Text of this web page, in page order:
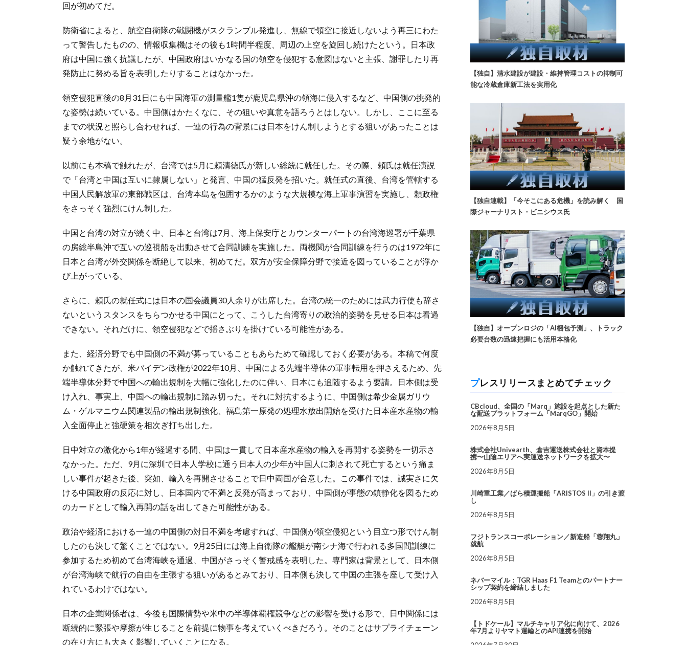
回が初めてだ。
防衛省によると、航空自衛隊の戦闘機がスクランブル発進し、無線で領空に接近しないよう再三にわた
って警告したものの、情報収集機はその後も1時間半程度、周辺の上空を旋回し続けたという。日本政
府は中国に強く抗議したが、中国政府はいかなる国の領空を侵犯する意図はないと主張、謝罪したり再
発防止に努める旨を表明したりすることはなかった。
領空侵犯直後の8月31日にも中国海軍の測量艦1隻が鹿児島県沖の領海に侵入するなど、中国側の挑発的
な姿勢は続いている。中国側はかたくなに、その狙いや真意を語ろうとはしない。しかし、ここに至る
までの状況と照らし合わせれば、一連の行為の背景には日本をけん制しようとする狙いがあったことは
疑う余地がない。
以前にも本稿で触れたが、台湾では5月に頼清徳氏が新しい総統に就任した。その際、頼氏は就任演説
で「台湾と中国は互いに隷属しない」と発言、中国の猛反発を招いた。就任式の直後、台湾を管轄する
中国人民解放軍の東部戦区は、台湾本島を包囲するかのような大規模な海上軍事演習を実施し、頼政権
をさっそく強烈にけん制した。
中国と台湾の対立が続く中、日本と台湾は7月、海上保安庁とカウンターパートの台湾海巡署が千葉県
の房総半島沖で互いの巡視船を出動させて合同訓練を実施した。両機関が合同訓練を行うのは1972年に
日本と台湾が外交関係を断絶して以来、初めてだ。双方が安全保障分野で接近を図っていることが浮か
び上がっている。
さらに、頼氏の就任式には日本の国会議員30人余りが出席した。台湾の統一のためには武力行使も辞さ
ないというスタンスをちらつかせる中国にとって、こうした台湾寄りの政治的姿勢を見せる日本は看過
できない。それだけに、領空侵犯などで揺さぶりを掛けている可能性がある。
また、経済分野でも中国側の不満が募っていることもあらためて確認しておく必要がある。本稿で何度
か触れてきたが、米バイデン政権が2022年10月、中国による先端半導体の軍事転用を押さえるため、先
端半導体分野で中国への輸出規制を大幅に強化したのに伴い、日本にも追随するよう要請。日本側は受
け入れ、事実上、中国への輸出規制に踏み切った。それに対抗するように、中国側は希少金属ガリウ
ム・ゲルマニウム関連製品の輸出規制強化、福島第一原発の処理水放出開始を受けた日本産水産物の輸
入全面停止と強硬策を相次ぎ打ち出した。
日中対立の激化から1年が経過する間、中国は一貫して日本産水産物の輸入を再開する姿勢を一切示さ
なかった。ただ、9月に深圳で日本人学校に通う日本人の少年が中国人に刺されて死亡するという痛ま
しい事件が起きた後、突如、輸入を再開させることで日中両国が合意した。この事件では、誠実さに欠
ける中国政府の反応に対し、日本国内で不満と反発が高まっており、中国側が事態の鎮静化を図るため
のカードとして輸入再開の話を出してきた可能性がある。
政治や経済における一連の中国側の対日不満を考慮すれば、中国側が領空侵犯という目立つ形でけん制
したのも決して驚くことではない。9月25日には海上自衛隊の艦艇が南シナ海で行われる多国間訓練に
参加するため初めて台湾海峡を通過、中国がさっそく警戒感を表明した。専門家は背景として、日本側
が台湾海峡で航行の自由を主張する狙いがあるとみており、日本側も決して中国の主張を座して受け入
れているわけではない。
日本の企業関係者は、今後も国際情勢や米中の半導体覇権競争などの影響を受ける形で、日中関係には
断続的に緊張や摩擦が生じることを前提に物事を考えていくべきだろう。そのことはサプライチェーン
の在り方にも大きく影響していくことになる。
【独自】清水建設が建設・維持管理コストの抑制可
能な冷蔵倉庫新工法を実用化
【独自連載】「今そこにある危機」を読み解く 国
際ジャーナリスト・ビニシウス氏
【独自】オープンロジの「AI梱包予測」、トラック
必要台数の迅速把握にも活用本格化
プレスリリースまとめてチェック
CBcloud、全国の「Marq」施設を起点とした新た
な配送プラットフォーム「MarqGO」開始
2026年8月5日
株式会社Univearth、倉吉運送株式会社と資本提
携〜山陰エリアへ実運送ネットワークを拡大〜
2026年8月5日
川崎重工業／ばら積運搬船「ARISTOS II」の引き渡
し
2026年8月5日
フジトランスコーポレーション／新造船「蓉翔丸」
就航
2026年8月5日
ネバーマイル：TGR Haas F1 Teamとのパートナー
シップ契約を締結しました
2026年8月5日
【トドケール】マルチキャリア化に向けて、2026
年7月よりヤマト運輸とのAPI連携を開始